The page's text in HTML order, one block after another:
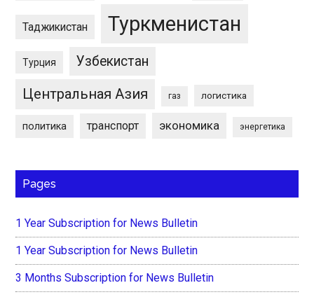
Таджикистан Туркменистан
Турция Узбекистан
Центральная Азия газ логистика
политика транспорт экономика энергетика
Pages
1 Year Subscription for News Bulletin
1 Year Subscription for News Bulletin
3 Months Subscription for News Bulletin